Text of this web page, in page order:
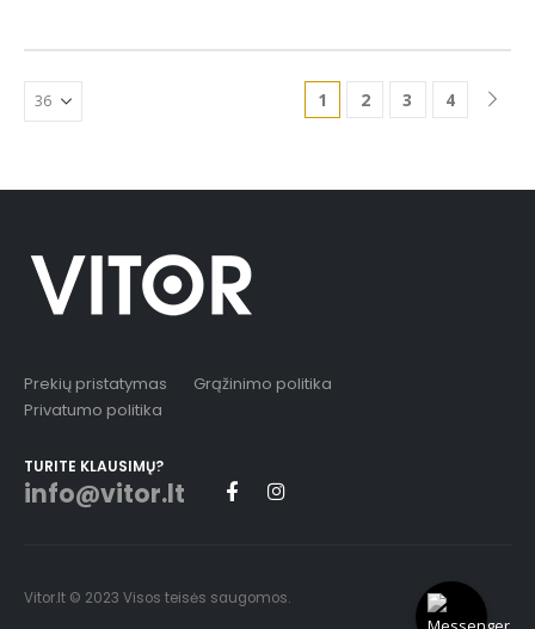
1 2 3 4
Prekių pristatymas
Grąžinimo politika
Privatumo politika
TURITE KLAUSIMŲ?
info@vitor.lt
Vitor.lt © 2023 Visos teisės saugomos.